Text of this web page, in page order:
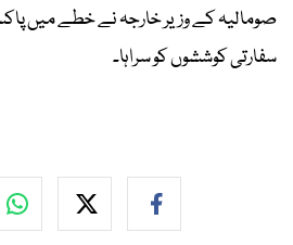
صومالیہ کے وزیر خارجہ نے خطے میں
سفارتی کوششوں کو سراہا۔